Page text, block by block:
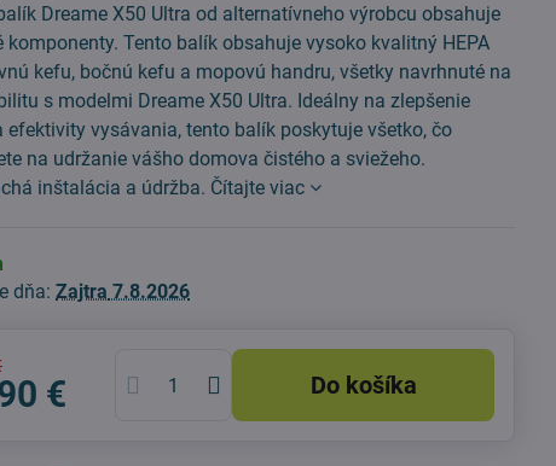
Dreame X50 Ultra od alternatívneho výrobcu obsahuje
komponenty. Tento balík obsahuje vysoko kvalitný HEPA
kefu, bočnú kefu a mopovú handru, všetky navrhnuté na
s modelmi Dreame X50 Ultra. Ideálny na zlepšenie
efektivity vysávania, tento balík poskytuje všetko, čo
na udržanie vášho domova čistého a sviežeho.
inštalácia a údržba. Čítajte viac
dňa:Zajtra 7.8.2026
€ Do košíka